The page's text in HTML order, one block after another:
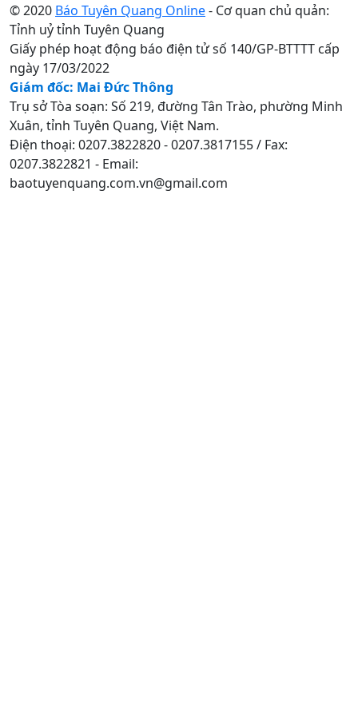
© 2020 Báo Tuyên Quang Online- Cơ quan chủ quản:
Tỉnh uỷ tỉnh Tuyên Quang
Giấy phép hoạt động báo điện tử số 140/GP-BTTTT cấp
ngày 17/03/2022
Giám đốc: Mai Đức Thông
Trụ sở Tòa soạn: Số 219, đường Tân Trào, phường Minh
Xuân, tỉnh Tuyên Quang, Việt Nam.
Điện thoại: 0207.3822820 - 0207.3817155 / Fax:
0207.3822821 - Email:
baotuyenquang.com.vn@gmail.com